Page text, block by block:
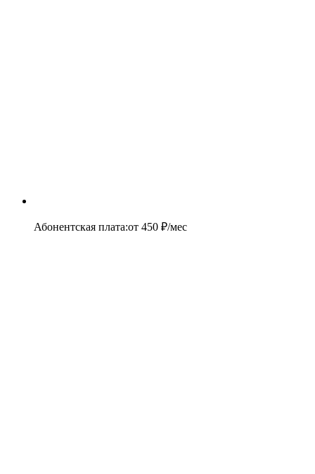
Абонентская плата:от 450 ₽/мес